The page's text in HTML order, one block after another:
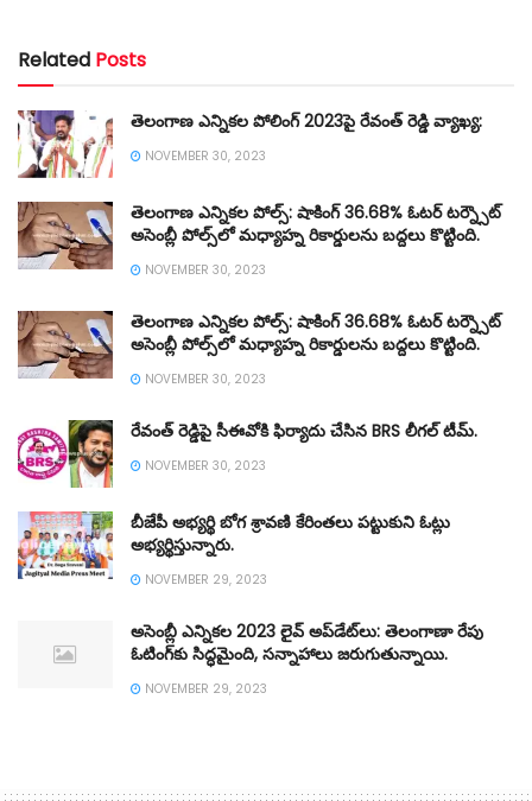
Related Posts
తెలంగాణ ఎన్నికల పోలింగ్ 2023పై రేవంత్ రెడ్డి వ్యాఖ్య:
NOVEMBER 30, 2023
తెలంగాణ ఎన్నికల పోల్స్: షాకింగ్ 36.68% ఓటర్ టర్న్సౌట్
అసెంబ్లీ పోల్స్‌లో మధ్యాహ్న రికార్డులను బద్దలు కొట్టింది.
NOVEMBER 30, 2023
తెలంగాణ ఎన్నికల పోల్స్: షాకింగ్ 36.68% ఓటర్ టర్న్సౌట్
అసెంబ్లీ పోల్స్‌లో మధ్యాహ్న రికార్డులను బద్దలు కొట్టింది.
NOVEMBER 30, 2023
రేవంత్ రెడ్డిపై సీఈవోకి ఫిర్యాదు చేసిన BRS లీగల్ టీమ్.
NOVEMBER 30, 2023
బీజేపీ అభ్యర్థి బోగ శ్రావణి కేరింతలు పట్టుకుని ఓట్లు
అభ్యర్థిస్తున్నారు.
NOVEMBER 29, 2023
అసెంబ్లీ ఎన్నికల 2023 లైవ్ అప్‌డేట్‌లు: తెలంగాణా రేపు
ఓటింగ్‌కు సిద్ధమైంది, సన్నాహాలు జరుగుతున్నాయి.
NOVEMBER 29, 2023